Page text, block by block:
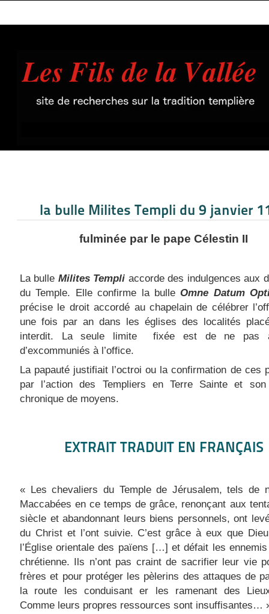
la bulle Milites Templi du 9 janvier
fulminée par le pape Célestin II
La bulle Milites Templi accorde des indulgences aux
du Temple. Elle confirme la bulleOmne Datum
précise le droit accordé au chapelain de célébrer
une fois par an dans les églises des localités
interdit. La seule limite fixée est de ne pas
d’excommuniés à l’office.
La papauté justifiait l’octroi ou la confirmation de ces
par l’action des Templiers en Terre Sainte et son
chronique de moyens.
EXTRAIT TRADUIT EN FRANÇAIS
« Les chevaliers du Temple de Jérusalem, tels de
Maccabées en ce temps de grâce, renonçant aux
siècle et abandonnant leurs biens personnels, ont
du Christ et l’ont suivie. C’est grâce à eux que
l’Église orientale des païens […] et défait les
chrétienne. Ils n’ont pas craint de sacrifier leur vie
frères et pour protéger les pèlerins des attaques de
la route les conduisant er les ramenant des
Comme leurs propres ressources sont insuffisantes…